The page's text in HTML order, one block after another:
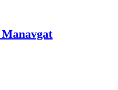
Manavgat